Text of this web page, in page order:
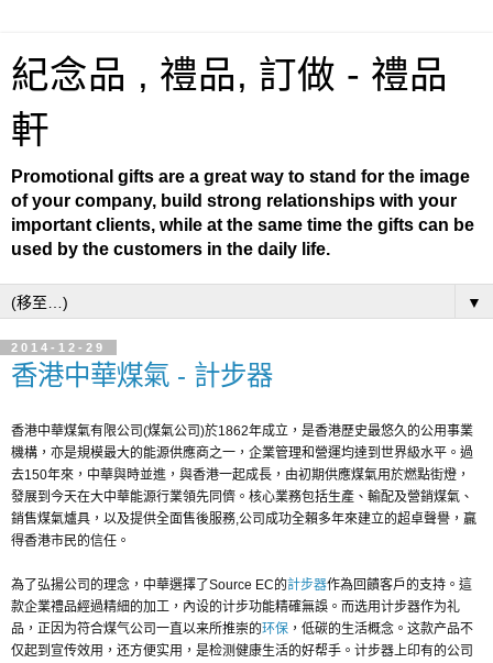
紀念品 , 禮品, 訂做 - 禮品
軒
Promotional gifts are a great way to stand for the image
of your company, build strong relationships with your
important clients, while at the same time the gifts can be
used by the customers in the daily life.
▼
2014-12-29
香港中華煤氣 - 計步器
香港中華煤氣有限公司(煤氣公司)於1862年成立，是香港歷史最悠久的公用事業
機構，亦是規模最大的能源供應商之一，企業管理和營運均達到世界級水平。過
去150年來，中華與時並進，與香港一起成長，由初期供應煤氣用於燃點街燈，
發展到今天在大中華能源行業領先同儕。核心業務包括生產、輸配及營銷煤氣、
銷售煤氣爐具，以及提供全面售後服務,公司成功全賴多年來建立的超卓聲譽，贏
得香港市民的信任。
為了弘揚公司的理念，中華選擇了Source EC的計步器作為回饋客戶的支持。這
款企業禮品經過精細的加工，內设的计步功能精確無誤。而选用计步器作为礼
品，正因为符合煤气公司一直以来所推崇的环保 ，低碳的生活概念。这款产品不
仅起到宣传效用，还方便实用，是检测健康生活的好帮手。计步器上印有的公司